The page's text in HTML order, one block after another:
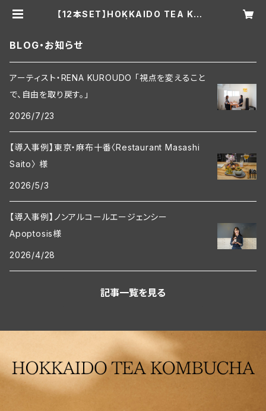
【12本SET】HOKKAIDO TEA KOM
BLOG・お知らせ
アーティスト・RENA KUROUDO 「視点を変えること
で、自由を取り戻す。」
2026/7/23
【導入事例】東京・麻布十番〈Restaurant Masashi
Saito〉 様
2026/5/3
【導入事例】ノンアルコールエージェンシー
Apoptosis様
2026/4/28
記事一覧を見る